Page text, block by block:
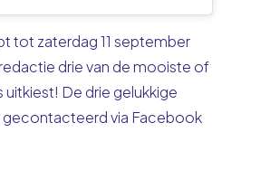
tot zaterdag 11 september
drie van de mooiste of
uitkiest! De drie gelukkige
gecontacteerd via Facebook